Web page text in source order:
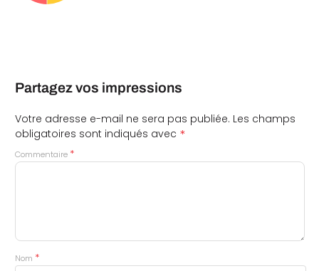
Partagez vos impressions
Votre adresse e-mail ne sera pas publiée. Les champs
obligatoires sont indiqués avec *
Commentaire *
Nom *